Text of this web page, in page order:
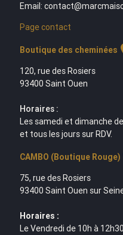
Email:
Page contact
Boutique des cheminées
120, rue des Rosiers
93400 Saint Ouen
Horaires :
Les samedi et dimanche
et tous les jours sur RDV.
CAMBO (Boutique Rouge)
75, rue des Rosiers
93400 Saint Ouen sur
Horaires :
Le Vendredi de 10h à